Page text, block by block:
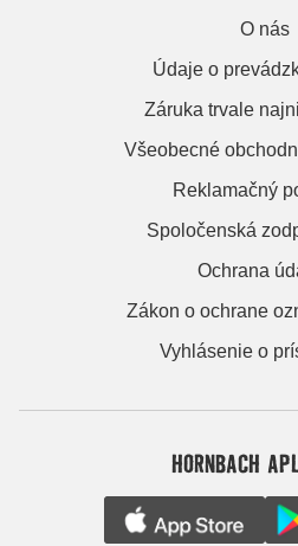
O nás
Údaje o
Záruka trvale
Všeobecné
Reklamačný
Spoločenská
Ochrana
Zákon o ochrane
Vyhlásenie o
HORNBACH